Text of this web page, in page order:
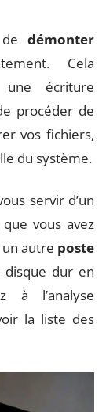
démonter
Cela
écriture
procéder de
vos fichiers,
du système.
servir d’un
vous avez
autre poste
disque dur en
à l’analyse
la liste des